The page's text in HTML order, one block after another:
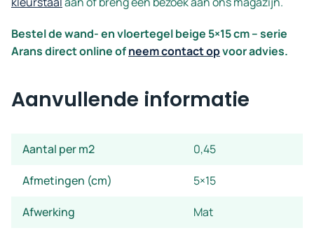
Bestel de wand- en vloertegel beige 5×15 cm – serie
Arans direct online ofneem contact opvoor advies.
Aanvullende informatie
Aantal per m2 0,45
Afmetingen (cm) 5×15
Afwerking Mat